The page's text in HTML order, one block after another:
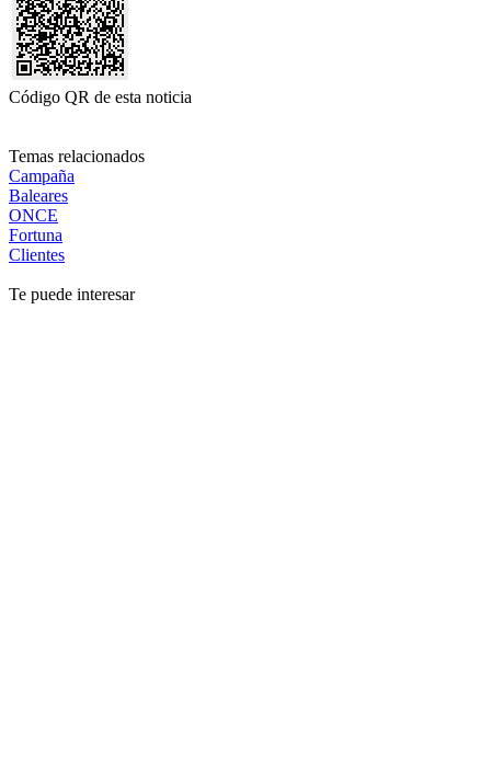
Código QR de esta noticia
Temas relacionados
Campaña
Baleares
ONCE
Fortuna
Clientes
Te puede interesar